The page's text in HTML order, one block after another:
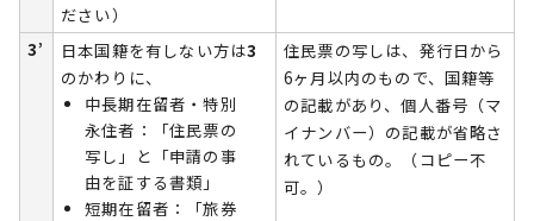
ださい）
3’ 日本国籍を有しない方は3
のかわりに、
中長期在留者・特別
永住者：「住民票の
写し」と「申請の事
由を証する書類」
短期在留者：「旅券
住民票の写しは、発行日から
6ヶ月以内のもので、国籍等
の記載があり、個人番号（マ
イナンバー）の記載が省略さ
れているもの。（コピー不
可。）